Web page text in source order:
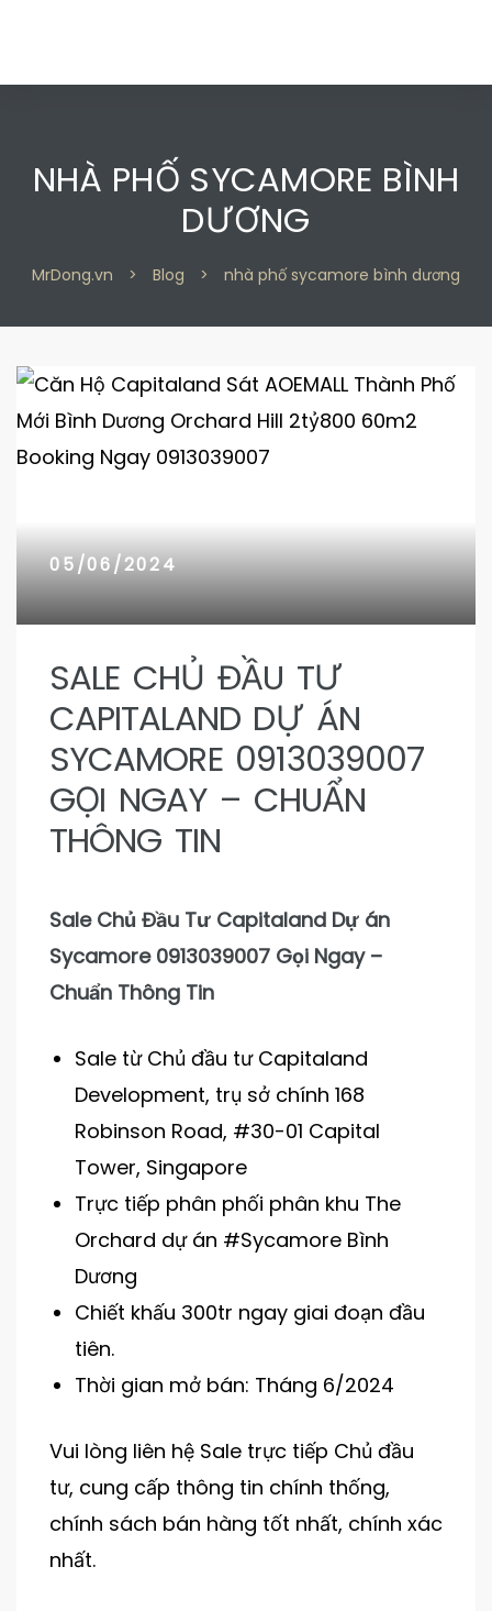
2
NHÀ PHỐ SYCAMORE BÌNH
DƯƠNG
MrDong.vn > Blog > nhà phố sycamore bình dương
05/06/2024
SALE CHỦ ĐẦU TƯ
CAPITALAND DỰ ÁN
SYCAMORE 0913039007
GỌI NGAY – CHUẨN
THÔNG TIN
Sale Chủ Đầu Tư Capitaland Dự án
Sycamore 0913039007 Gọi Ngay –
Chuẩn Thông Tin
Sale từ Chủ đầu tư Capitaland
Development, trụ sở chính 168
Robinson Road, #30-01 Capital
Tower, Singapore
Trực tiếp phân phối phân khu The
Orchard dự án #Sycamore Bình
Dương
Chiết khấu 300tr ngay giai đoạn đầu
tiên.
Thời gian mở bán: Tháng 6/2024
Vui lòng liên hệ Sale trực tiếp Chủ đầu
tư, cung cấp thông tin chính thống,
chính sách bán hàng tốt nhất, chính xác
nhất.
2